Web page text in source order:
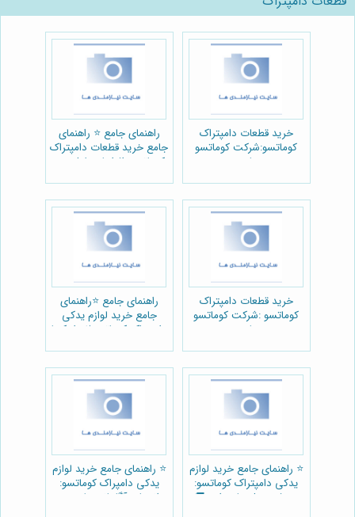
خرید قطعات دامپتراک
کوماتسو:شرکت کوماتسو
پارت
راهنمای جامع ⭐️ راهنمای
جامع خرید قطعات دامپتراک
کوماتسو: افزایش طول عمر
خرید قطعات دامپتراک
کوماتسو :شرکت کوماتسو
پارت
راهنمای جامع ⭐️راهنمای
جامع خرید لوازم یدکی
دامپتراک کوماتسو🚜: از کجا
⭐️ راهنمای جامع خرید لوازم
یدکی دامپتراک کوماتسو:
معرفی مدل های رایج 🚚
⭐️ راهنمای جامع خرید لوازم
یدکی دامپراک کوماتسو:
انتخاب آگاهانه + لیست